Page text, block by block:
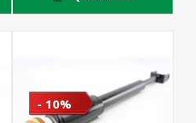
- 10%